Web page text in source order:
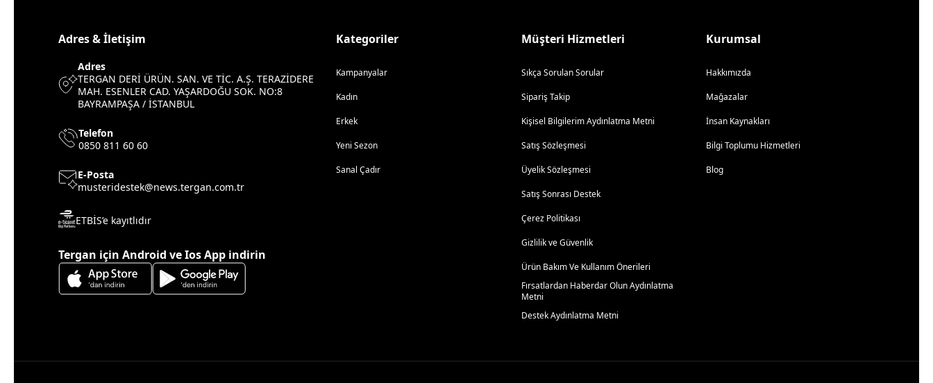
Adres & İletişim
Adres
TERGAN DERİ ÜRÜN. SAN. VE TİC. A.Ş. TERAZİDERE
MAH. ESENLER CAD. YAŞARDOĞU SOK. NO:8
BAYRAMPAŞA / İSTANBUL
Telefon
0850 811 60 60
E-Posta
musteridestek@news.tergan.com.tr
ETBİS’e kayıtlıdır
Tergan için Android ve Ios App indirin
Kategoriler
Kampanyalar
Kadın
Erkek
Yeni Sezon
Sanal Çadır
Müşteri Hizmetleri
Sıkça Sorulan Sorular
Sipariş Takip
Kişisel Bilgilerim Aydınlatma Metni
Satış Sözleşmesi
Üyelik Sözleşmesi
Satış Sonrası Destek
Çerez Politikası
Gizlilik ve Güvenlik
Ürün Bakım Ve Kullanım Önerileri
Fırsatlardan Haberdar Olun Aydınlatma
Metni
Destek Aydınlatma Metni
Kurumsal
Hakkımızda
Mağazalar
İnsan Kaynakları
Bilgi Toplumu Hizmetleri
Blog